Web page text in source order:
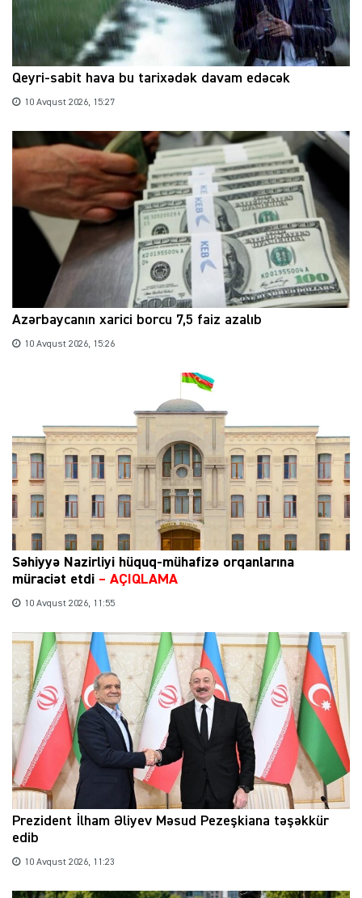
Qeyri-sabit hava bu tarixədək davam edəcək
10 Avqust 2026, 15:27
Azərbaycanın xarici borcu 7,5 faiz azalıb
10 Avqust 2026, 15:26
Səhiyyə Nazirliyi hüquq-mühafizə orqanlarına
müraciət etdi – AÇIQLAMA
10 Avqust 2026, 11:55
Prezident İlham Əliyev Məsud Pezeşkiana təşəkkür
edib
10 Avqust 2026, 11:23